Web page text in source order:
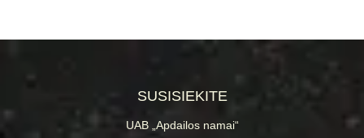
SUSISIEKITE
UAB „Apdailos namai“